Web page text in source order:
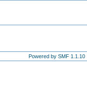
Powered by SMF 1.1.10